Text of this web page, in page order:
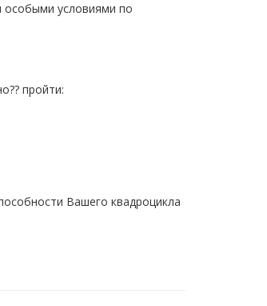
особыми условиями по
пройти:
Вашего квадроцикла